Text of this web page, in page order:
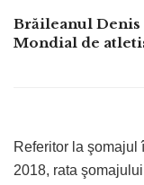
Brăileanul
Mondial de
Referitor la şomajul
2018, rata